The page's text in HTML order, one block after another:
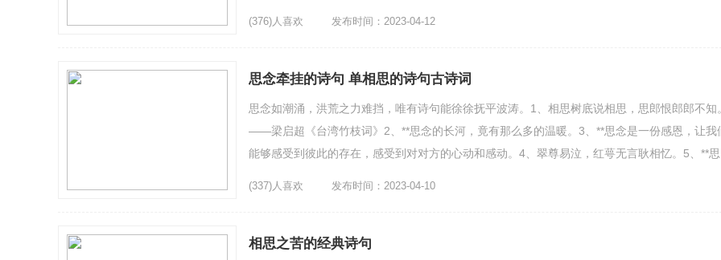
(376)人喜欢 发布时间：2023-04-12
思念牵挂的诗句 单相思的诗句古诗词
思念如潮涌，洪荒之力难挡，唯有诗句能徐徐抚平波涛。1、相思树底说相思，思郎恨郎郎不知。
——梁启超《台湾竹枝词》2、**思念的长河，竟有那么多的温暖。3、**思念是一份感恩，让我
能够感受到彼此的存在，感受到对对方的心动和感动。4、翠尊易泣，红萼无言耿相忆。5、**思
(337)人喜欢 发布时间：2023-04-10
相思之苦的经典诗句